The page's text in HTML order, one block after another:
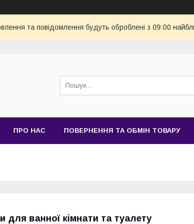
та повідомлення будуть оброблені з 09:00
ПРО НАС ПОВЕРНЕННЯ ТА ОБМІН ТОВАРУ
для ванної кімнати та туалету